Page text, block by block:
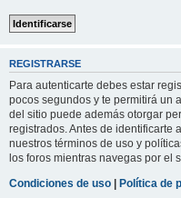
REGISTRARSE
Para autenticarte debes estar
pocos segundos y te permitirá un
del sitio puede además otorgar
registrados. Antes de identificarte
nuestros términos de uso y
los foros mientras navegas por el
Condiciones de uso | Política de